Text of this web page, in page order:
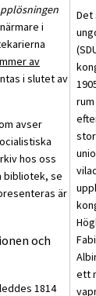
Det
ett
i
av
i slutet av
avser
hos oss
bibliotek, se
är
och
1814